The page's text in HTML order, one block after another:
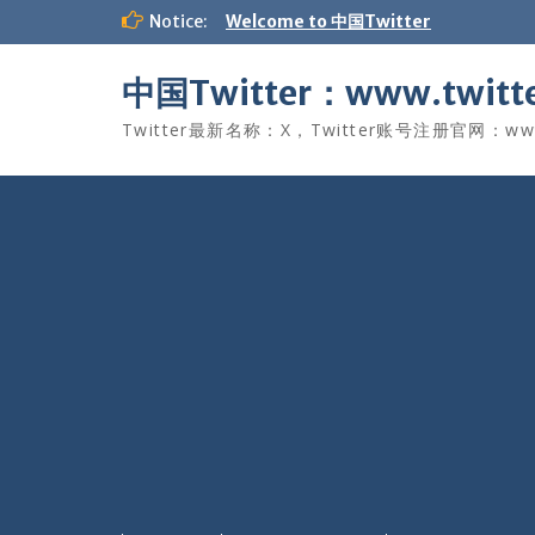
Notice: Welcome to 中国Twitter
中国Twitter：
Twitter最新名称：X，Twitter账号注册官网：